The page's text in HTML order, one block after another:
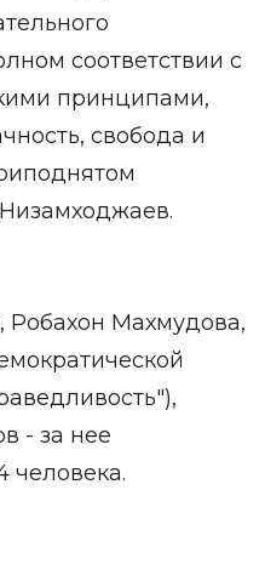
соответствии с
принципами,
свобода и
Робахон Махмудова,
- за нее
человека.